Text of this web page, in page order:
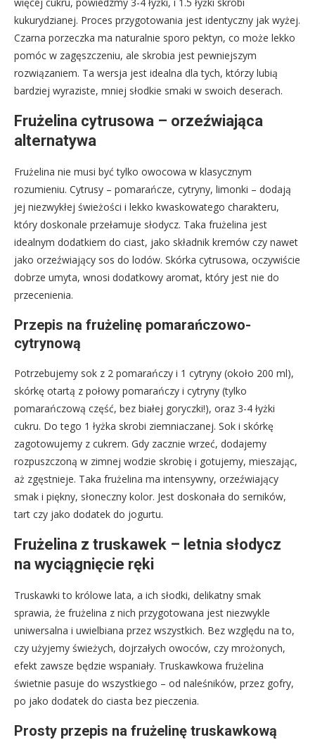
więcej cukru, powiedzmy 3-4 łyżki, i 1.5 łyżki skrobi
kukurydzianej. Proces przygotowania jest identyczny jak wyżej.
Czarna porzeczka ma naturalnie sporo pektyn, co może lekko
pomóc w zagęszczeniu, ale skrobia jest pewniejszym
rozwiązaniem. Ta wersja jest idealna dla tych, którzy lubią
bardziej wyraziste, mniej słodkie smaki w swoich deserach.
Frużelina cytrusowa – orzeźwiająca
alternatywa
Frużelina nie musi być tylko owocowa w klasycznym
rozumieniu. Cytrusy – pomarańcze, cytryny, limonki – dodają
jej niezwykłej świeżości i lekko kwaskowatego charakteru,
który doskonale przełamuje słodycz. Taka frużelina jest
idealnym dodatkiem do ciast, jako składnik kremów czy nawet
jako orzeźwiający sos do lodów. Skórka cytrusowa, oczywiście
dobrze umyta, wnosi dodatkowy aromat, który jest nie do
przecenienia.
Przepis na frużelinę pomarańczowo-
cytrynową
Potrzebujemy sok z 2 pomarańczy i 1 cytryny (około 200 ml),
skórkę otartą z połowy pomarańczy i cytryny (tylko
pomarańczową część, bez białej goryczki!), oraz 3-4 łyżki
cukru. Do tego 1 łyżka skrobi ziemniaczanej. Sok i skórkę
zagotowujemy z cukrem. Gdy zacznie wrzeć, dodajemy
rozpuszczoną w zimnej wodzie skrobię i gotujemy, mieszając,
aż zgęstnieje. Taka frużelina ma intensywny, orzeźwiający
smak i piękny, słoneczny kolor. Jest doskonała do serników,
tart czy jako dodatek do jogurtu.
Frużelina z truskawek – letnia słodycz
na wyciągnięcie ręki
Truskawki to królowe lata, a ich słodki, delikatny smak
sprawia, że frużelina z nich przygotowana jest niezwykle
uniwersalna i uwielbiana przez wszystkich. Bez względu na to,
czy użyjemy świeżych, dojrzałych owoców, czy mrożonych,
efekt zawsze będzie wspaniały. Truskawkowa frużelina
świetnie pasuje do wszystkiego – od naleśników, przez gofry,
po jako dodatek do ciasta bez pieczenia.
Prosty przepis na frużelinę truskawkową